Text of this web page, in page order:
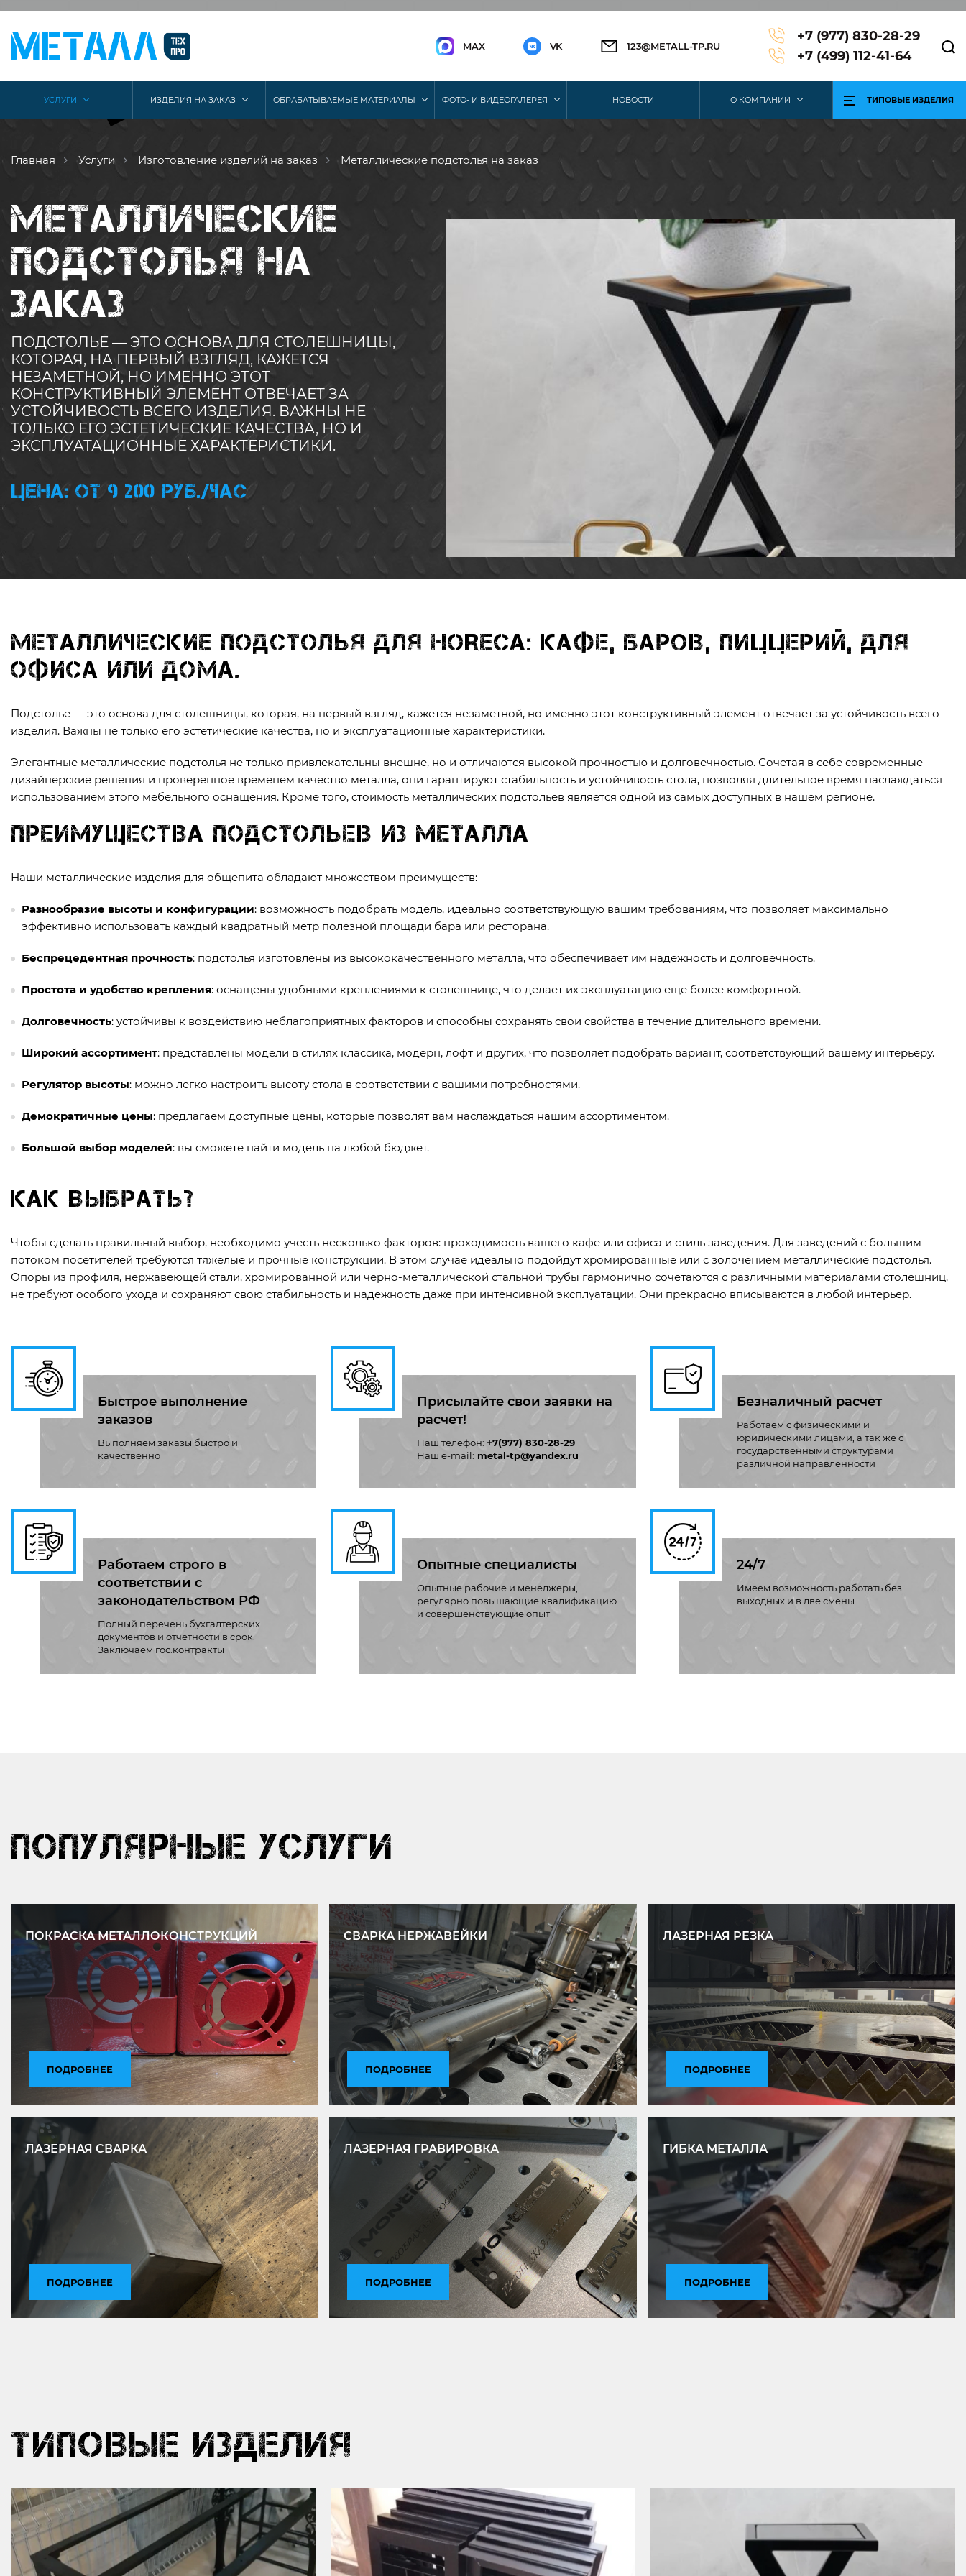
MAX VK 123@METALL-TP.RU
+7 (977) 830-28-29
+7 (499) 112-41-64
УСЛУГИ ИЗДЕЛИЯ НА ЗАКАЗ ОБРАБАТЫВАЕМЫЕ МАТЕРИАЛЫ ФОТО- И ВИДЕОГАЛЕРЕЯ НОВОСТИ О КОМПАНИИ ТИПОВЫЕ ИЗДЕЛИЯ
Главная Услуги Изготовление изделий на заказ Металлические подстолья на заказ
МЕТАЛЛИЧЕСКИЕ
ПОДСТОЛЬЯ НА
ЗАКАЗ
ПОДСТОЛЬЕ — ЭТО ОСНОВА ДЛЯ СТОЛЕШНИЦЫ,
КОТОРАЯ, НА ПЕРВЫЙ ВЗГЛЯД, КАЖЕТСЯ
НЕЗАМЕТНОЙ, НО ИМЕННО ЭТОТ
КОНСТРУКТИВНЫЙ ЭЛЕМЕНТ ОТВЕЧАЕТ ЗА
УСТОЙЧИВОСТЬ ВСЕГО ИЗДЕЛИЯ. ВАЖНЫ НЕ
ТОЛЬКО ЕГО ЭСТЕТИЧЕСКИЕ КАЧЕСТВА, НО И
ЭКСПЛУАТАЦИОННЫЕ ХАРАКТЕРИСТИКИ.
Цена: от 9 200 руб./час
Металлические подстолья для HORECA: кафе, баров, пиццерий, для
офиса или дома.
Подстолье — это основа для столешницы, которая, на первый взгляд, кажется незаметной, но именно этот конструктивный элемент отвечает за устойчивость всего
изделия. Важны не только его эстетические качества, но и эксплуатационные характеристики.
Элегантные металлические подстолья не только привлекательны внешне, но и отличаются высокой прочностью и долговечностью. Сочетая в себе современные
дизайнерские решения и проверенное временем качество металла, они гарантируют стабильность и устойчивость стола, позволяя длительное время наслаждаться
использованием этого мебельного оснащения. Кроме того, стоимость металлических подстольев является одной из самых доступных в нашем регионе.
Преимущества подстольев из металла
Наши металлические изделия для общепита обладают множеством преимуществ:
Разнообразие высоты и конфигурации: возможность подобрать модель, идеально соответствующую вашим требованиям, что позволяет максимально
эффективно использовать каждый квадратный метр полезной площади бара или ресторана.
Беспрецедентная прочность: подстолья изготовлены из высококачественного металла, что обеспечивает им надежность и долговечность.
Простота и удобство крепления: оснащены удобными креплениями к столешнице, что делает их эксплуатацию еще более комфортной.
Долговечность: устойчивы к воздействию неблагоприятных факторов и способны сохранять свои свойства в течение длительного времени.
Широкий ассортимент: представлены модели в стилях классика, модерн, лофт и других, что позволяет подобрать вариант, соответствующий вашему интерьеру.
Регулятор высоты: можно легко настроить высоту стола в соответствии с вашими потребностями.
Демократичные цены: предлагаем доступные цены, которые позволят вам наслаждаться нашим ассортиментом.
Большой выбор моделей: вы сможете найти модель на любой бюджет.
Как выбрать?
Чтобы сделать правильный выбор, необходимо учесть несколько факторов: проходимость вашего кафе или офиса и стиль заведения. Для заведений с большим
потоком посетителей требуются тяжелые и прочные конструкции. В этом случае идеально подойдут хромированные или с золочением металлические подстолья.
Опоры из профиля, нержавеющей стали, хромированной или черно-металлической стальной трубы гармонично сочетаются с различными материалами столешниц,
не требуют особого ухода и сохраняют свою стабильность и надежность даже при интенсивной эксплуатации. Они прекрасно вписываются в любой интерьер.
Быстрое выполнение
заказов
Выполняем заказы быстро и
качественно
Присылайте свои заявки на
расчет!
Наш телефон:+7(977) 830-28-29
Наш e-mail: metal-tp@yandex.ru
Безналичный расчет
Работаем с физическими и
юридическими лицами, а так же с
государственными структурами
различной направленности
Работаем строго в
соответствии с
законодательством РФ
Полный перечень бухгалтерских
документов и отчетности в срок.
Заключаем гос.контракты
Опытные специалисты
Опытные рабочие и менеджеры,
регулярно повышающие квалификацию
и совершенствующие опыт
24/7
Имеем возможность работать без
выходных и в две смены
ПОПУЛЯРНЫЕ УСЛУГИ
ПОКРАСКА МЕТАЛЛОКОНСТРУКЦИЙ
ПОДРОБНЕЕ
СВАРКА НЕРЖАВЕЙКИ
ПОДРОБНЕЕ
ЛАЗЕРНАЯ РЕЗКА
ПОДРОБНЕЕ
ЛАЗЕРНАЯ СВАРКА
ПОДРОБНЕЕ
ЛАЗЕРНАЯ ГРАВИРОВКА
ПОДРОБНЕЕ
ГИБКА МЕТАЛЛА
ПОДРОБНЕЕ
ТИПОВЫЕ ИЗДЕЛИЯ